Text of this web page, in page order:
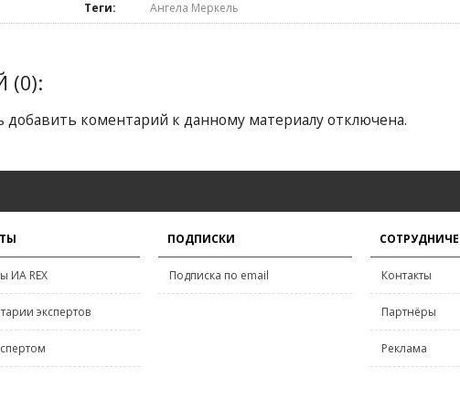
Теги: Ангела Меркель
(0):
коментарий к данному материалу отключена.
ИА REX
экспертов
ПОДПИСКИ
Подписка по email Контакты
Партнёры
Реклама